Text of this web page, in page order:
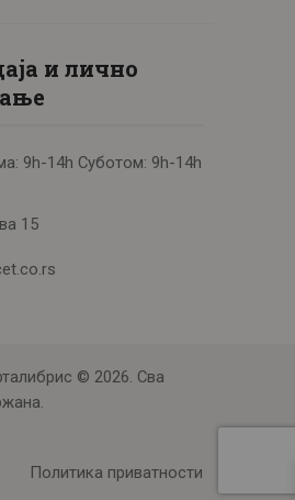
и лично
9h-14h Суботом: 9h-14h
15
© 2026. Сва
Политика приватности